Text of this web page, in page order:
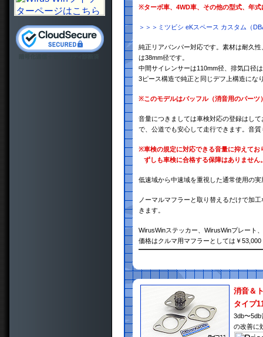
※ターボ車、4WD車、その他の型式、年
＞＞＞ミツビシ eKスペース カスタム（
純正リアバンパー対応です。素材は耐久
は38mm径です。
中間サイレンサーは110mm径、排気口径
3ピース構造で純正と同じデフ上構造にな
※このモデルはバッフル（消音用のパー
音量につきましては車検対応の登録はし
で、公道でも安心して走行できます。音
※車検の規定に対応できる音量に抑えて
ずしも車検に合格する保障はありませ
低速域から中速域を重視した通常使用の
ノーマルマフラーと取り替えるだけで加
きます。
WirusWinステッカー、WirusWinプレート
価格はクルマ用マフラーとしては￥
消音＆
タイプ
3db〜
の改善に